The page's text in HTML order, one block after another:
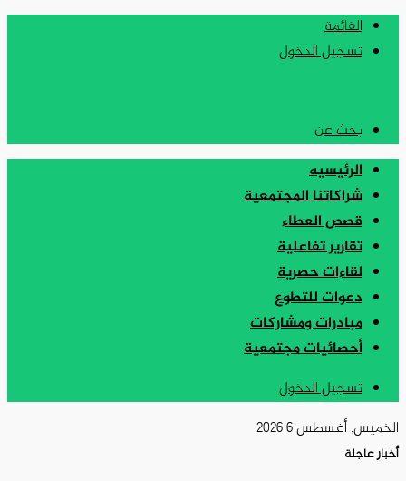
القائمة
تسجيل الدخول
بحث عن
الرئيسيه
شراكاتنا المجتمعية
قصص العطاء
تقارير تفاعلية
لقاءات حصرية
دعوات للتطوع
مبادرات ومشاركات
أحصائيات مجتمعية
تسجيل الدخول
الخميس, أغسطس 6 2026
أخبار عاجلة